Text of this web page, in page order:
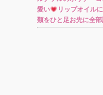
愛い
リップオイル
類をひと足お先に全